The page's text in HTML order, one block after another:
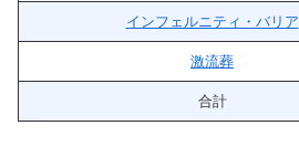
インフェルニティ・バリア
激流葬
合計